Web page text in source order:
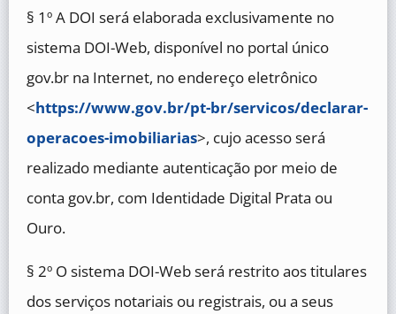
§ 1º A DOI será elaborada exclusivamente no
sistema DOI-Web, disponível no portal único
gov.br na Internet, no endereço eletrônico
<https://www.gov.br/pt-br/servicos/declarar-
operacoes-imobiliarias>, cujo acesso será
realizado mediante autenticação por meio de
conta gov.br, com Identidade Digital Prata ou
Ouro.
§ 2º O sistema DOI-Web será restrito aos titulares
dos serviços notariais ou registrais, ou a seus